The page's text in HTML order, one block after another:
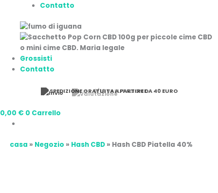
Contatto
Grossisti
Contatto
9/10 VALUTAZIONE
0,00 € 0 Carrello
casa » Negozio » Hash CBD » Hash CBD Piatella 40%